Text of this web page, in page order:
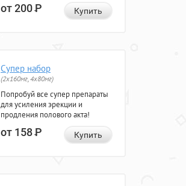
от 200Р Купить
Супер набор
(2х160мг, 4х80мг)
Попробуй все супер препараты
для усиления эрекции и
продления полового акта!
от 158Р Купить